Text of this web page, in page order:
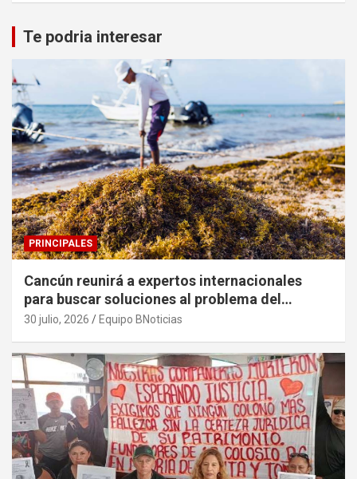
Te podria interesar
PRINCIPALES
Cancún reunirá a expertos internacionales
para buscar soluciones al problema del
sargazo
30 julio, 2026 Equipo BNoticias